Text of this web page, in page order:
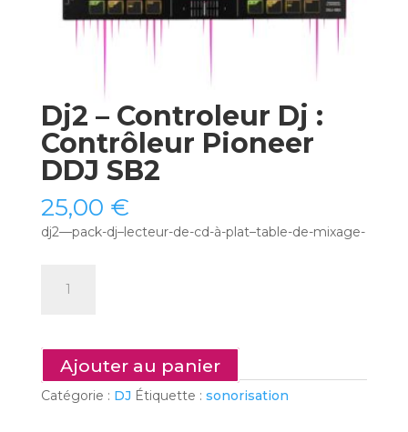
Dj2 – Controleur Dj :
Contrôleur Pioneer
DDJ SB2
25,00 €
dj2—pack-dj–lecteur-de-cd-à-plat–table-de-mixage-
Controleur
Dj
:
Ajouter au panier
Catégorie : DJ Étiquette : sonorisation